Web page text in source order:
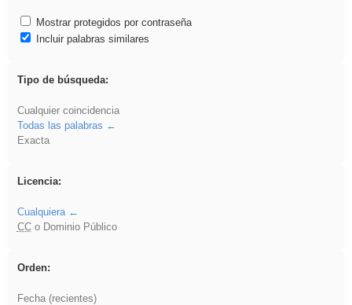
Mostrar protegidos por contraseña
Incluir palabras similares
Tipo de búsqueda:
Cualquier coincidencia
Todas las palabras
Exacta
Licencia:
Cualquiera
CCo Dominio Público
Orden:
Fecha (recientes)